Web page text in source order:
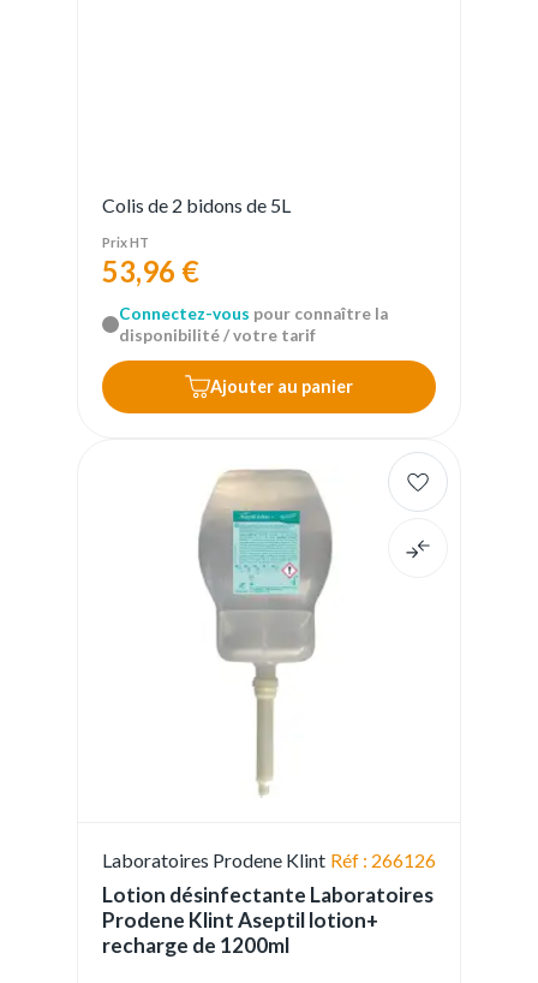
Colis de 2 bidons de 5L
Prix HT
53,96 €
Connectez-vous pour connaître la
disponibilité / votre tarif
Ajouter au panier
Laboratoires Prodene Klint Réf : 266126
Lotion désinfectante Laboratoires
Prodene Klint Aseptil lotion+
recharge de 1200ml